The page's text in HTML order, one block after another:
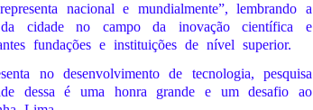
nacional e mundialmente”, lembrando a
da cidade no campo da inovação científica e
fundações e instituições de nível superior.
no desenvolvimento de tecnologia, pesquisa
dessa é uma honra grande e um desafio ao